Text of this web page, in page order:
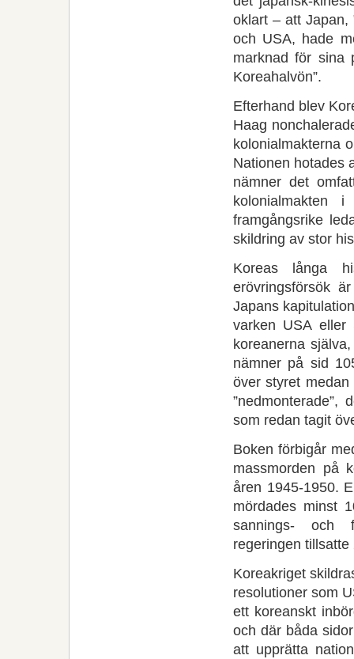
oklart – att Japan,
och USA, hade
marknad för sina
Koreahalvön”.
Efterhand blev
Haag
kolonialmakterna
Nationen hotades
nämner det
kolonialmakten
framgångsrike
skildring av stor
Koreas långa
erövringsförsök
Japans
varken USA eller
koreanerna
nämner på sid
över styret
som redan tagit
Boken förbigår
massmorden på
åren 1945-1950.
mördades minst
sannings- och
regeringen tillsatte
Koreakriget
resolutioner som
ett koreanskt
och där båda
att upprätta